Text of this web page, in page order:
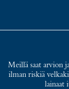
Meillä saat arvion
ilman riskiä
lainaat